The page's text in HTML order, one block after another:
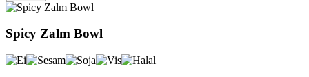
Spicy Zalm Bowl